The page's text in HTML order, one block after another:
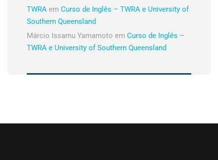
TWRA em Curso de Inglês – TWRA e University of
Southern Queensland
Márcio Issamu Yamamoto em Curso de Inglês –
TWRA e University of Southern Queensland